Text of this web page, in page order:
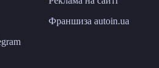
Франшиза autoin.ua